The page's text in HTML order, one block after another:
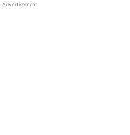
Advertisement